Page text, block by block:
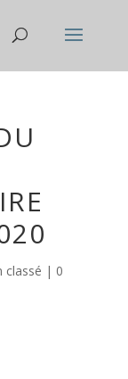
classé | 0